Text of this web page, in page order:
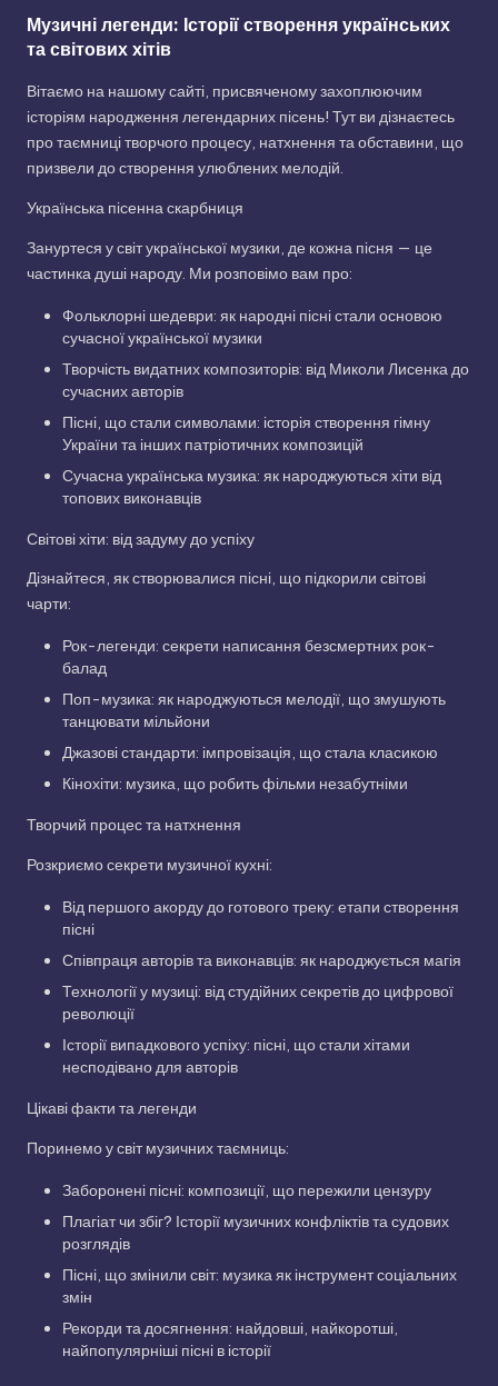
Музичні легенди: Історії створення українських
та світових хітів
Вітаємо на нашому сайті, присвяченому захоплюючим
історіям народження легендарних пісень! Тут ви дізнаєтесь
про таємниці творчого процесу, натхнення та обставини, що
призвели до створення улюблених мелодій.
Українська пісенна скарбниця
Зануртеся у світ української музики, де кожна пісня — це
частинка душі народу. Ми розповімо вам про:
Фольклорні шедеври: як народні пісні стали основою
сучасної української музики
Творчість видатних композиторів: від Миколи Лисенка до
сучасних авторів
Пісні, що стали символами: історія створення гімну
України та інших патріотичних композицій
Сучасна українська музика: як народжуються хіти від
топових виконавців
Світові хіти: від задуму до успіху
Дізнайтеся, як створювалися пісні, що підкорили світові
чарти:
Рок-легенди: секрети написання безсмертних рок-
балад
Поп-музика: як народжуються мелодії, що змушують
танцювати мільйони
Джазові стандарти: імпровізація, що стала класикою
Кінохіти: музика, що робить фільми незабутніми
Творчий процес та натхнення
Розкриємо секрети музичної кухні:
Від першого акорду до готового треку: етапи створення
пісні
Співпраця авторів та виконавців: як народжується магія
Технології у музиці: від студійних секретів до цифрової
революції
Історії випадкового успіху: пісні, що стали хітами
несподівано для авторів
Цікаві факти та легенди
Поринемо у світ музичних таємниць:
Заборонені пісні: композиції, що пережили цензуру
Плагіат чи збіг? Історії музичних конфліктів та судових
розглядів
Пісні, що змінили світ: музика як інструмент соціальних
змін
Рекорди та досягнення: найдовші, найкоротші,
найпопулярніші пісні в історії